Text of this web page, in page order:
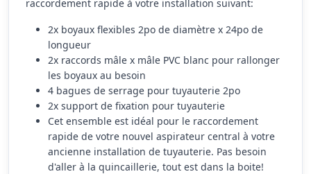
raccordement rapide à votre installation suivant:
2x boyaux flexibles 2po de diamètre x 24po de
longueur
2x raccords mâle x mâle PVC blanc pour rallonger
les boyaux au besoin
4 bagues de serrage pour tuyauterie 2po
2x support de fixation pour tuyauterie
Cet ensemble est idéal pour le raccordement
rapide de votre nouvel aspirateur central à votre
ancienne installation de tuyauterie. Pas besoin
d'aller à la quincaillerie, tout est dans la boite!